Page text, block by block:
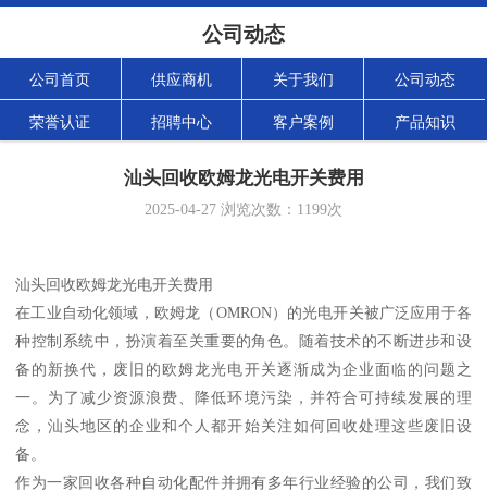
公司动态
公司首页 供应商机 关于我们 公司动态
荣誉认证 招聘中心 客户案例 产品知识
汕头回收欧姆龙光电开关费用
2025-04-27 浏览次数： 1199次
汕头回收欧姆龙光电开关费用
在工业自动化领域，欧姆龙（OMRON）的光电开关被广泛应用于各
种控制系统中，扮演着至关重要的角色。随着技术的不断进步和设
备的新换代，废旧的欧姆龙光电开关逐渐成为企业面临的问题之
一。为了减少资源浪费、降低环境污染，并符合可持续发展的理
念，汕头地区的企业和个人都开始关注如何回收处理这些废旧设
备。
作为一家回收各种自动化配件并拥有多年行业经验的公司，我们致